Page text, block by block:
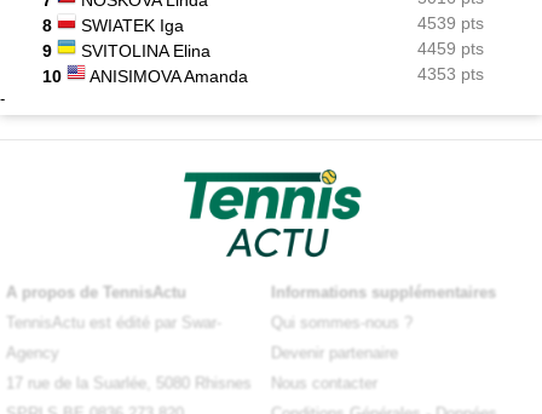
8
SWIATEK Iga
4539 pts
9
SVITOLINA Elina
4459 pts
10
ANISIMOVA Amanda 4353 pts
-
A propos de TennisActu
TennisActu est édité par Swar-
Agency
17 rue de la Suarlée, 5080 Rhisnes
Informations supplémentaires
Qui sommes-nous ?
Devenir partenaire
Nous contacter